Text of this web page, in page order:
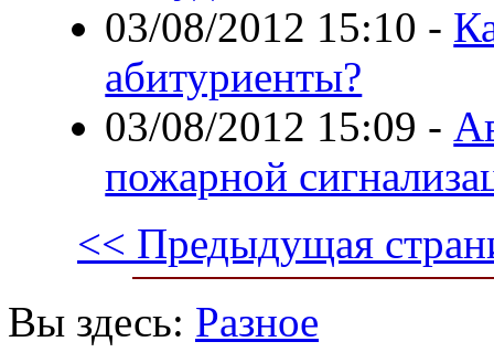
03/08/2012 15:10 -
абитуриенты?
03/08/2012 15:09 -
пожарной
<< Предыдущая
Вы здесь: Разное